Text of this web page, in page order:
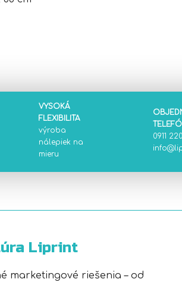
VYSOKÁ
FLEXIBILITA
výroba
nálepiek na
mieru
0911
Liprint
marketingové riešenia – od